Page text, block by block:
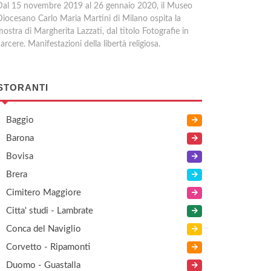
15 novembre 2019 al 26 gennaio 2020, il Museo
Carlo Maria Martini di Milano ospita la
di Margherita Lazzati, dal titolo Fotografie in
Manifestazioni della libertà religiosa.
Baggio
Barona
Bovisa
Brera
Cimitero Maggiore
Citta' studi - Lambrate
Conca del Naviglio
Corvetto - Ripamonti
Duomo - Guastalla